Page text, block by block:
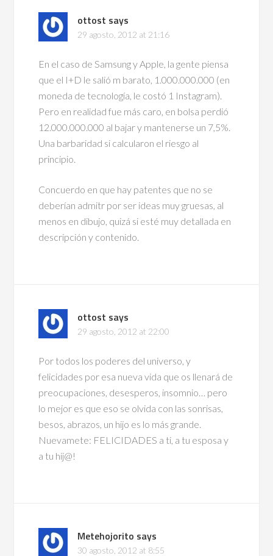
ottost says
29 agosto, 2012 at 21:16
En el caso de Samsung y Apple, la gente piensa
que el I+D le salió m barato, 1.000.000.000 (en
moneda de tecnología, le costó 1 Instagram).
Pero en realidad fue más caro, en bolsa perdió
12.000.000.000 al bajar y mantenerse un 7,5%.
Una barbaridad si calcularon el riesgo al
principio.
Concuerdo en que hay patentes que no se
deberían admitr por ser ideas muy gruesas, al
menos en dibujo, quizá si esté muy detallada en
descripción y contenido.
ottost says
29 agosto, 2012 at 22:00
Por todos los poderes del universo, y
felicidades por esa nueva vida que os llenará de
preocupaciones, desesperos, insomnio… pero
lo mejor es que eso se olvida con las sonrisas,
besos, abrazos, un hijo es lo más grande.
Nuevamete: FELICIDADES a ti, a tu esposa y
a tu hij@!
Metehojorito says
30 agosto, 2012 at 8:55